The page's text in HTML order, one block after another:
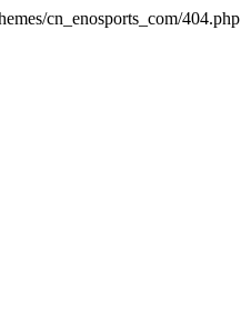
cn_enosports_com/404.php